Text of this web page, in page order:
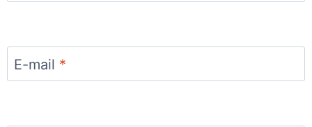
E-mail *